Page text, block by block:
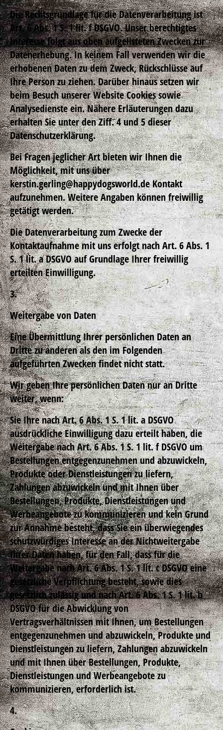
Die Rechtsgrundlage für die Datenverarbeitung ist
Art. 6 Abs. 1 S. 1 lit. f DSGVO. Unser berechtigtes
Interesse folgt aus oben aufgelisteten Zwecken zur
Datenerhebung. In keinem Fall verwenden wir die
erhobenen Daten zu dem Zweck, Rückschlüsse auf
Ihre Person zu ziehen. Darüber hinaus setzen wir
beim Besuch unserer Website Cookies sowie
Analysedienste ein. Nähere Erläuterungen dazu
erhalten Sie unter den Ziff. 4 und 5 dieser
Datenschutzerklärung.
Bei Fragen jeglicher Art bieten wir Ihnen die
Möglichkeit, mit uns über
kerstin.gerling@happydogsworld.de Kontakt
aufzunehmen. Weitere Angaben können freiwillig
getätigt werden.
Die Datenverarbeitung zum Zwecke der
Kontaktaufnahme mit uns erfolgt nach Art. 6 Abs. 1
S. 1 lit. a DSGVO auf Grundlage Ihrer freiwillig
erteilten Einwilligung.
3.
Weitergabe von Daten
Eine Übermittlung Ihrer persönlichen Daten an
Dritte zu anderen als den im Folgenden
aufgeführten Zwecken findet nicht statt.
Wir geben Ihre persönlichen Daten nur an Dritte
weiter, wenn:
Sie Ihre nach Art. 6 Abs. 1 S. 1 lit. a DSGVO
ausdrückliche Einwilligung dazu erteilt haben, die
Weitergabe nach Art. 6 Abs. 1 S. 1 lit. f DSGVO um
Bestellungen entgegenzunehmen und abzuwickeln,
Produkte oder Dienstleistungen zu liefern,
Zahlungen abzuwickeln und mit Ihnen über
Bestellungen, Produkte, Dienstleistungen und
Werbeangebote zu kommunizieren und kein Grund
zur Annahme besteht, dass Sie ein überwiegendes
schutzwürdiges Interesse an der Nichtweitergabe
Ihrer Daten haben, für den Fall, dass für die
Weitergabe nach Art. 6 Abs. 1 S. 1 lit. c DSGVO eine
gesetzliche Verpflichtung besteht, sowie dies
gesetzlich zulässig und nach Art. 6 Abs. 1 S. 1 lit. b
DSGVO für die Abwicklung von
Vertragsverhältnissen mit Ihnen, um Bestellungen
entgegenzunehmen und abzuwickeln, Produkte und
Dienstleistungen zu liefern, Zahlungen abzuwickeln
und mit Ihnen über Bestellungen, Produkte,
Dienstleistungen und Werbeangebote zu
kommunizieren, erforderlich ist.
4.